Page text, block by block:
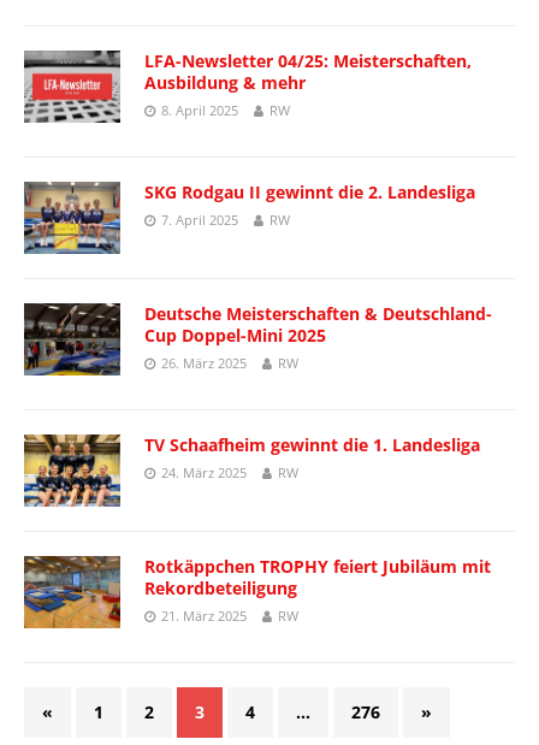
LFA-Newsletter 04/25: Meisterschaften,
Ausbildung & mehr
8. April 2025 RW
SKG Rodgau II gewinnt die 2. Landesliga
7. April 2025 RW
Deutsche Meisterschaften & Deutschland-
Cup Doppel-Mini 2025
26. März 2025 RW
TV Schaafheim gewinnt die 1. Landesliga
24. März 2025 RW
Rotkäppchen TROPHY feiert Jubiläum mit
Rekordbeteiligung
21. März 2025 RW
« 1 2 3 4 … 276 »